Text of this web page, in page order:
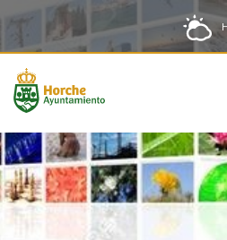
Saltar al contenido
Saltar a la navegación
Información de contacto